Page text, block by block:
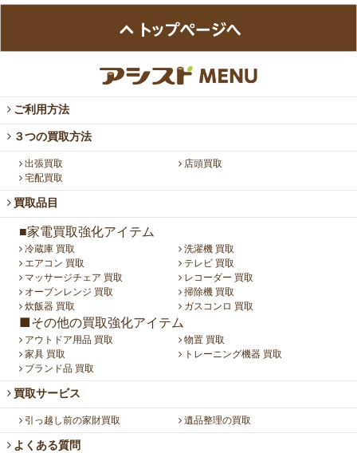
ご利用方法
３つの買取方法
出張買取
店頭買取
宅配買取
買取品目
■家電買取強化アイテム
冷蔵庫 買取
洗濯機 買取
エアコン 買取
テレビ 買取
マッサージチェア 買取
レコーダー 買取
オーブンレンジ 買取
掃除機 買取
炊飯器 買取
ガスコンロ 買取
■その他の買取強化アイテム
アウトドア用品 買取
物置 買取
家具 買取
トレーニング機器 買取
ブランド品 買取
買取サービス
引っ越し前の家財買取 遺品整理の買取
よくある質問